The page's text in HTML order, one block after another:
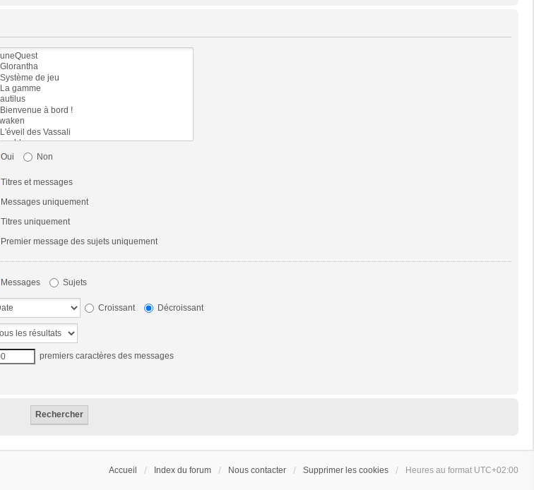
Oui Non
Titres et messages
Messages uniquement
Titres uniquement
Premier message des sujets uniquement
Messages Sujets
Croissant Décroissant
premiers caractères des messages
Accueil Index du forum Nous contacter Supprimer les cookies Heures au format UTC+02:00